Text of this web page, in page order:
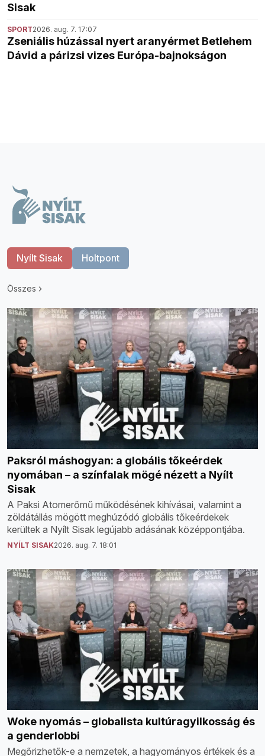
Sisak
SPORT2026. aug. 7. 17:07
Zseniális húzással nyert aranyérmet Betlehem
Dávid a párizsi vizes Európa-bajnokságon
Nyílt Sisak Holtpont
Összes
Paksról máshogyan: a globális tőkeérdek
nyomában – a színfalak mögé nézett a Nyílt
Sisak
A Paksi Atomerőmű működésének kihívásai, valamint a
zöldátállás mögött meghúzódó globális tőkeérdekek
kerültek a Nyílt Sisak legújabb adásának középpontjába.
NYÍLT SISAK2026. aug. 7. 18:01
Woke nyomás – globalista kultúragyilkosság és
a genderlobbi
Megőrizhetők-e a nemzetek, a hagyományos értékek és a